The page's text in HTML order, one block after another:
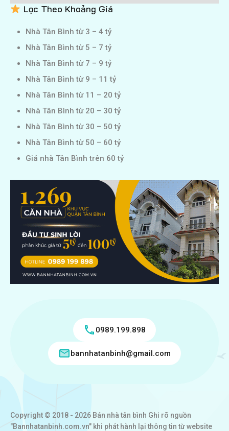
Lọc Theo Khoảng Giá
Nhà Tân Bình từ 3 – 4 tỷ
Nhà Tân Bình từ 5 – 7 tỷ
Nhà Tân Bình từ 7 – 9 tỷ
Nhà Tân Bình từ 9 – 11 tỷ
Nhà Tân Bình từ 11 – 20 tỷ
Nhà Tân Bình từ 20 – 30 tỷ
Nhà Tân Bình từ 30 – 50 tỷ
Nhà Tân Bình từ 50 – 60 tỷ
Giá nhà Tân Bình trên 60 tỷ
0989.199.898
bannhatanbinh@gmail.com
Copyright © 2018 - 2026 Bán nhà tân bình Ghi rõ nguồn
"Bannhatanbinh.com.vn" khi phát hành lại thông tin từ website